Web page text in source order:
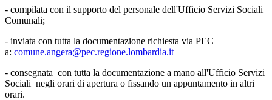
- compilata con il supporto del personale dell'Ufficio Servizi Sociali
Comunali;
- inviata con tutta la documentazione richiesta via PEC
a: comune.angera@pec.regione.lombardia.it
- consegnata con tutta la documentazione a mano all'Ufficio Servizi
Sociali negli orari di apertura o fissando un appuntamento in altri
orari.